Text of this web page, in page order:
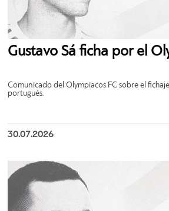
Gustavo Sá ficha por el
Comunicado del Olympiacos FC sobre el
portugués.
30.07.2026